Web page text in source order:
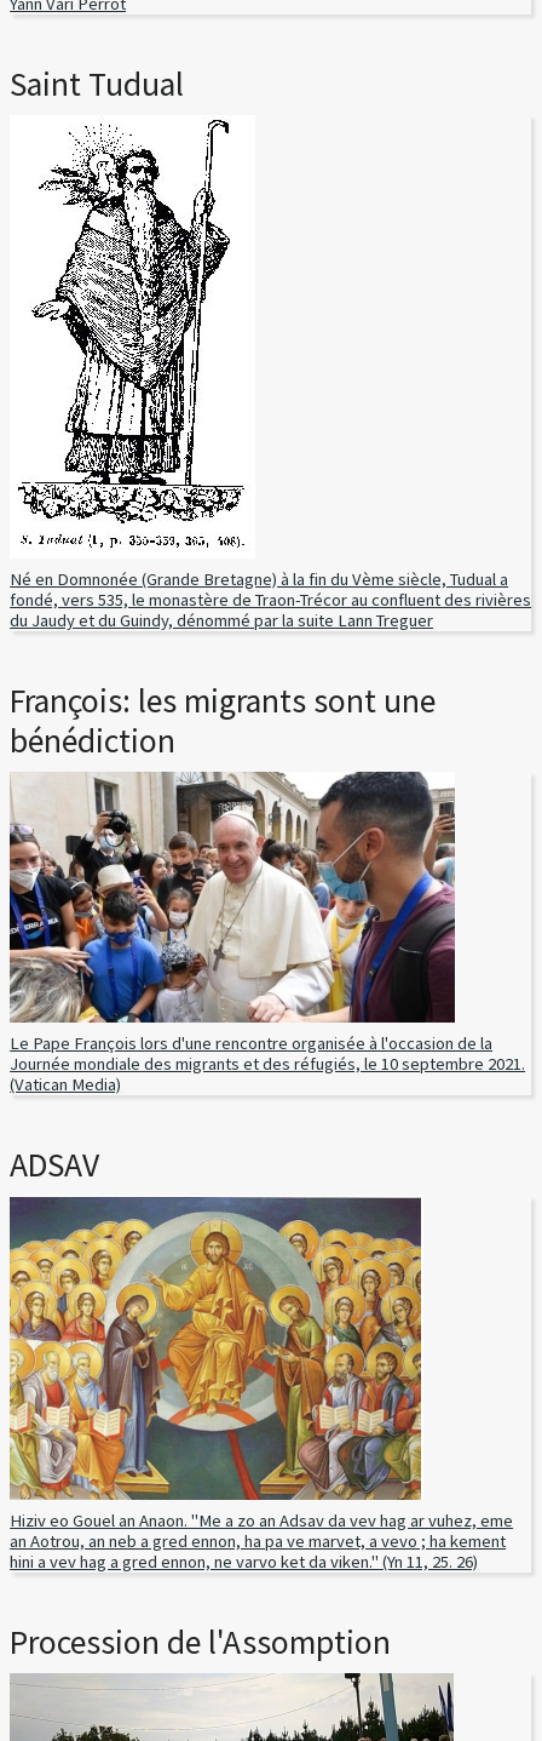
Saint Tudual
Né en Domnonée (Grande Bretagne) à la fin du Vème siècle, Tudual a
fondé, vers 535, le monastère de Traon-Trécor au confluent des rivières
du Jaudy et du Guindy, dénommé par la suite Lann Treguer
François: les migrants sont une
bénédiction
Le Pape François lors d'une rencontre organisée à l'occasion de la
Journée mondiale des migrants et des réfugiés, le 10 septembre 2021.
(Vatican Media)
ADSAV
Hiziv eo Gouel an Anaon. "Me a zo an Adsav da vev hag ar vuhez, eme
an Aotrou, an neb a gred ennon, ha pa ve marvet, a vevo ; ha kement
hini a vev hag a gred ennon, ne varvo ket da viken." (Yn 11, 25. 26)
Procession de l'Assomption